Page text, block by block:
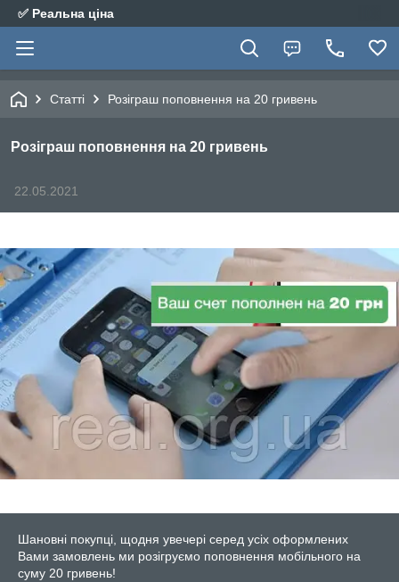
✅ Реальна ціна
Статті Розіграш поповнення на 20 гривень
Розіграш поповнення на 20 гривень
22.05.2021
Шановні покупці, щодня увечері серед усіх оформлених
Вами замовлень ми розігруємо поповнення мобільного на
суму 20 гривень!